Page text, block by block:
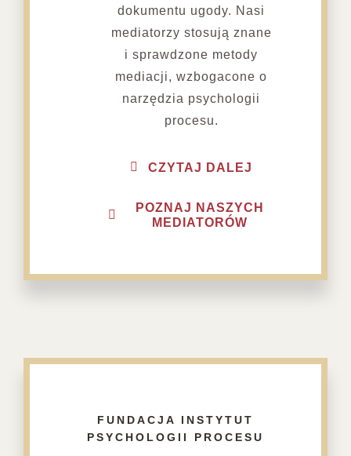
dokumentu ugody. Nasi
mediatorzy stosują znane
i sprawdzone metody
mediacji, wzbogacone o
narzędzia psychologii
procesu.
CZYTAJ DALEJ
POZNAJ NASZYCH
MEDIATORÓW
FUNDACJA INSTYTUT
PSYCHOLOGII PROCESU